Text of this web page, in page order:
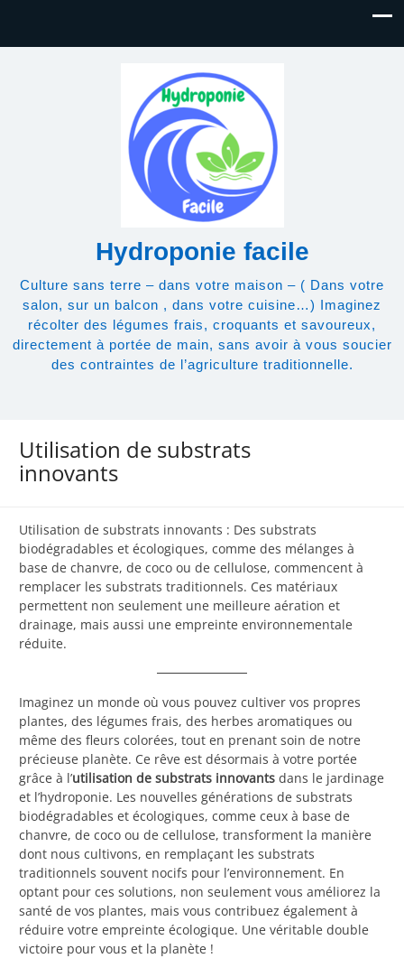
Hydroponie facile
Culture sans terre – dans votre maison – ( Dans votre
salon, sur un balcon , dans votre cuisine…) Imaginez
récolter des légumes frais, croquants et savoureux,
directement à portée de main, sans avoir à vous soucier
des contraintes de l’agriculture traditionnelle.
Utilisation de substrats
innovants
Utilisation de substrats innovants : Des substrats
biodégradables et écologiques, comme des mélanges à
base de chanvre, de coco ou de cellulose, commencent à
remplacer les substrats traditionnels. Ces matériaux
permettent non seulement une meilleure aération et
drainage, mais aussi une empreinte environnementale
réduite.
Imaginez un monde où vous pouvez cultiver vos propres
plantes, des légumes frais, des herbes aromatiques ou
même des fleurs colorées, tout en prenant soin de notre
précieuse planète. Ce rêve est désormais à votre portée
grâce à l’utilisation de substrats innovants dans le jardinage
et l’hydroponie. Les nouvelles générations de substrats
biodégradables et écologiques, comme ceux à base de
chanvre, de coco ou de cellulose, transforment la manière
dont nous cultivons, en remplaçant les substrats
traditionnels souvent nocifs pour l’environnement. En
optant pour ces solutions, non seulement vous améliorez la
santé de vos plantes, mais vous contribuez également à
réduire votre empreinte écologique. Une véritable double
victoire pour vous et la planète !